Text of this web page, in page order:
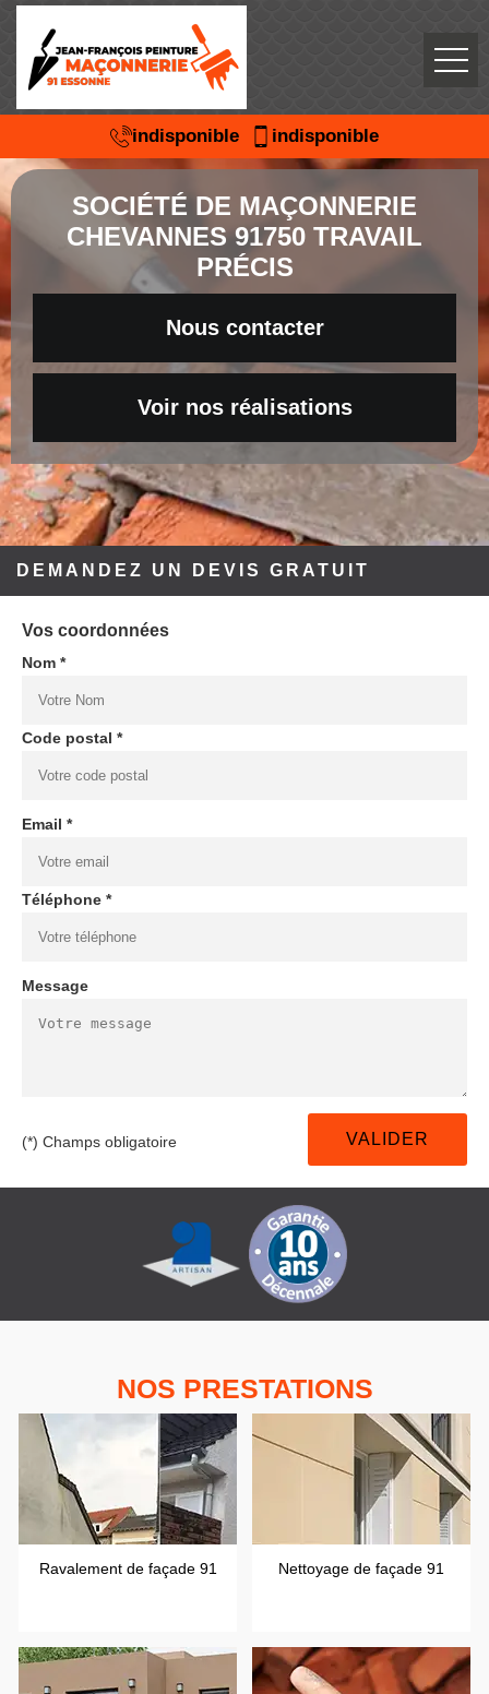
indisponible indisponible
SOCIÉTÉ DE MAÇONNERIE
CHEVANNES 91750 TRAVAIL
PRÉCIS
Nous contacter
Voir nos réalisations
DEMANDEZ UN DEVIS GRATUIT
Vos coordonnées
Nom *
Code postal *
Email *
Téléphone *
Message
(*) Champs obligatoire
NOS PRESTATIONS
Ravalement de façade 91 Nettoyage de façade 91